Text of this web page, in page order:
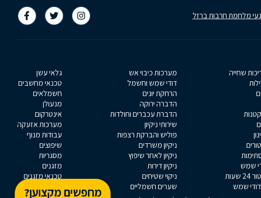
מחפשים מקצוען?
מלחמת חרבות ברזל
שחייה
שמש
שעות
שמש
מערכות כיבוי אש
דודי שמש וחשמל
הרחקת יונים
הדברה ירוקה
הדברת עכברים וחולדות
שירותי ניקיון
פוליש והברקת רצפות
ניקיון משרדים
ניקיון לאחר שיפוץ
ניקיון דירות
ניקוי שטיחים
שערים חשמליים
גלאי עשן
טכנאי מחשבים
חשמלאים
מנעולן
אינטרקום
מערכות אזעקה
עבודות מנוף
שיפוצים
מסגריות
מזגנים
טכנאי מזגנים